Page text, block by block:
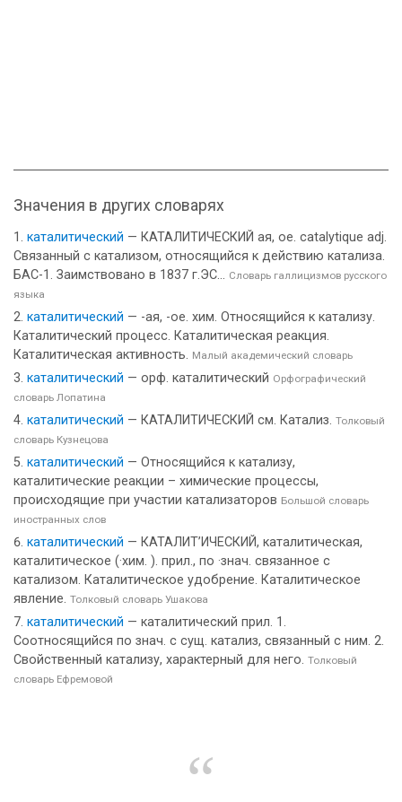
Значения в других словарях
каталитический — КАТАЛИТИЧЕСКИЙ ая, ое. catalytique adj.
Связанный с катализом, относящийся к действию катализа.
БАС-1. Заимствовано в 1837 г.ЭС... Словарь галлицизмов русского
языка
каталитический — -ая, -ое. хим. Относящийся к катализу.
Каталитический процесс. Каталитическая реакция.
Каталитическая активность. Малый академический словарь
каталитический — орф. каталитический Орфографический
словарь Лопатина
каталитический — КАТАЛИТИЧЕСКИЙ см. Катализ. Толковый
словарь Кузнецова
каталитический — Относящийся к катализу,
каталитические реакции – химические процессы,
происходящие при участии катализаторов Большой словарь
иностранных слов
каталитический — КАТАЛИТ’ИЧЕСКИЙ, каталитическая,
каталитическое (·хим. ). прил., по ·знач. связанное с
катализом. Каталитическое удобрение. Каталитическое
явление. Толковый словарь Ушакова
каталитический — каталитический прил. 1.
Соотносящийся по знач. с сущ. катализ, связанный с ним. 2.
Свойственный катализу, характерный для него. Толковый
словарь Ефремовой